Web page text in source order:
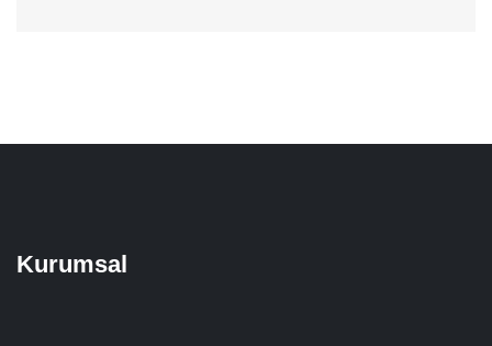
Kurumsal